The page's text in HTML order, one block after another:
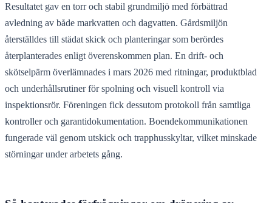
Resultatet gav en torr och stabil grundmiljö med förbättrad
avledning av både markvatten och dagvatten. Gårdsmiljön
återställdes till städat skick och planteringar som berördes
återplanterades enligt överenskommen plan. En drift- och
skötselpärm överlämnades i mars 2026 med ritningar, produktblad
och underhållsrutiner för spolning och visuell kontroll via
inspektionsrör. Föreningen fick dessutom protokoll från samtliga
kontroller och garantidokumentation. Boendekommunikationen
fungerade väl genom utskick och trapphusskyltar, vilket minskade
störningar under arbetets gång.